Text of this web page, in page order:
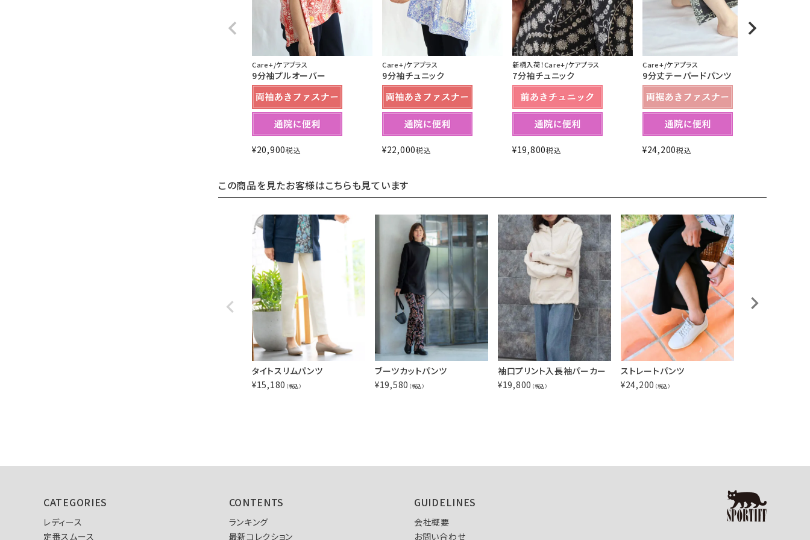
Care+/ケアプラス
9分袖プルオーバー
¥20,900税込
Care+/ケアプラス
9分袖チュニック
¥22,000税込
新柄入荷！Care+/ケアプラス
7分袖チュニック
¥19,800税込
Care+/ケアプラス
9分丈テーパードパンツ
¥24,200税込
この商品を見たお客様はこちらも見ています
タイトスリムパンツ
¥15,180 （税込）
ブーツカットパンツ
¥19,580 （税込）
袖口プリント入長袖パーカー
¥19,800 （税込）
ストレートパンツ
¥24,200 （税込）
CATEGORIES
レディース
定番スムース
CONTENTS
ランキング
最新コレクション
GUIDELINES
会社概要
お問い合わせ